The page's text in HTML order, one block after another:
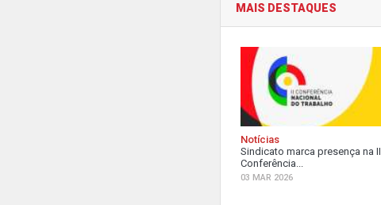
MAIS DESTAQUES
Notícias
Sindicato marca presença na II
Conferência...
03 MAR 2026